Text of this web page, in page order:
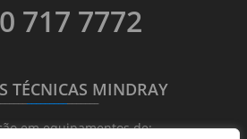
717 7772
TÉCNICAS MINDRAY
________________
em equipamentos de: